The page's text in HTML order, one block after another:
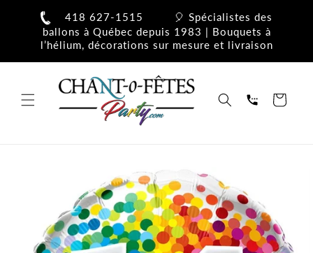
passer
contenu
418 627-1515
🎈 Spécialistes des
ballons à Québec depuis 1983 | Bouquets à
l’hélium, décorations sur mesure et livraison
Panier